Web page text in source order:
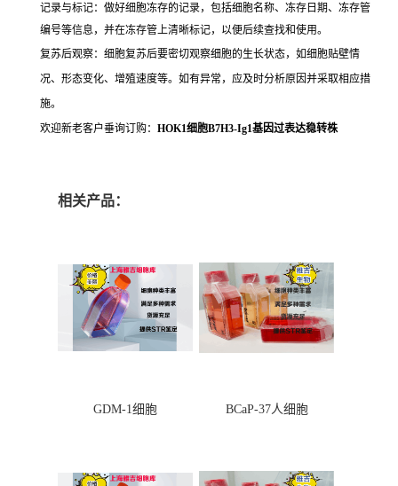
记录与标记：做好细胞冻存的记录，包括细胞名称、冻存日期、冻存管
编号等信息，并在冻存管上清晰标记，以便后续查找和使用。
复苏后观察：细胞复苏后要密切观察细胞的生长状态，如细胞贴壁情
况、形态变化、增殖速度等。如有异常，应及时分析原因并采取相应措
施。
欢迎新老客户垂询订购： HOK1细胞B7H3-Ig1基因过表达稳转株
相关产品：
GDM-1细胞 BCaP-37人细胞